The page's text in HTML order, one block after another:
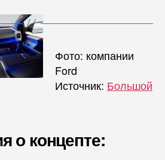
Фото: компании
Ford
Источник: Большой
о концепте: